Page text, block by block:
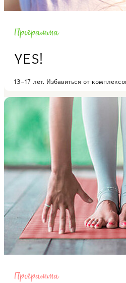
Программа
YES!
13–17 лет. Избавиться от
Программа